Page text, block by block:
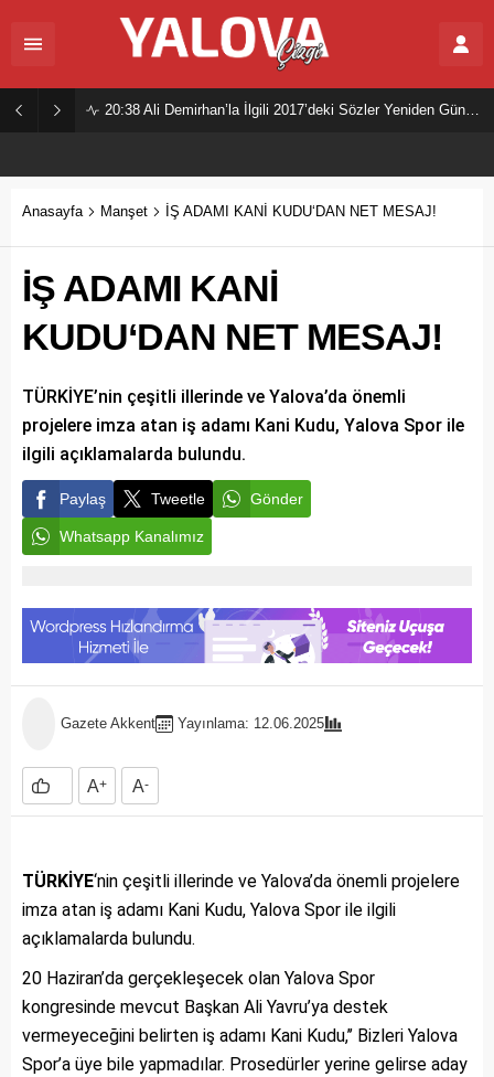
20:38 Ali Demirhan’la İlgili 2017’deki Sözler Yeniden Gündemde
Anasayfa Manşet İŞ ADAMI KANİ KUDU‘DAN NET MESAJ!
İŞ ADAMI KANİ
KUDU‘DAN NET MESAJ!
TÜRKİYE’nin çeşitli illerinde ve Yalova’da önemli
projelere imza atan iş adamı Kani Kudu, Yalova Spor ile
ilgili açıklamalarda bulundu.
Paylaş Tweetle Gönder
Whatsapp Kanalımız
Gazete Akkent Yayınlama: 12.06.2025
A+ A-
TÜRKİYE‘nin çeşitli illerinde ve Yalova’da önemli projelere
imza atan iş adamı Kani Kudu, Yalova Spor ile ilgili
açıklamalarda bulundu.
20 Haziran’da gerçekleşecek olan Yalova Spor
kongresinde mevcut Başkan Ali Yavru’ya destek
vermeyeceğini belirten iş adamı Kani Kudu,’’ Bizleri Yalova
Spor’a üye bile yapmadılar. Prosedürler yerine gelirse aday